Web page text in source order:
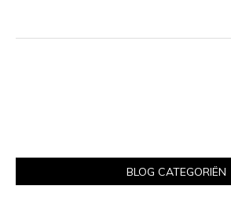
BLOG CATEGORIËN